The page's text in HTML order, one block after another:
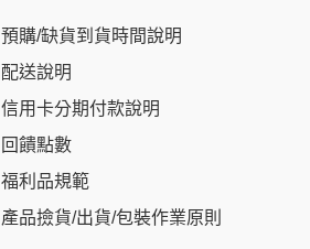
預購/缺貨到貨時間說明
配送說明
信用卡分期付款說明
回饋點數
福利品規範
產品撿貨/出貨/包裝作業原則